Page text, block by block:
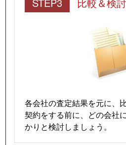
各会社の査定結果を元に、
契約をする前に、どの会社
かりと検討しましょう。